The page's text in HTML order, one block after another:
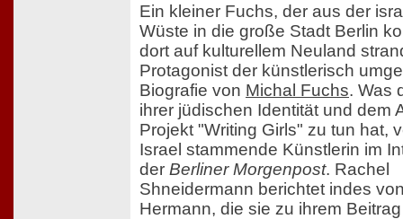
Ein kleiner Fuchs, der aus der
Wüste in die große Stadt Berlin
dort auf kulturellem Neuland
Protagonist der künstlerisch
Biografie von Michal Fuchs. Was
ihrer jüdischen Identität und dem
Projekt "Writing Girls" zu tun hat,
Israel stammende Künstlerin im
der Berliner Morgenpost. Rachel
Shneidermann berichtet indes
Hermann, die sie zu ihrem